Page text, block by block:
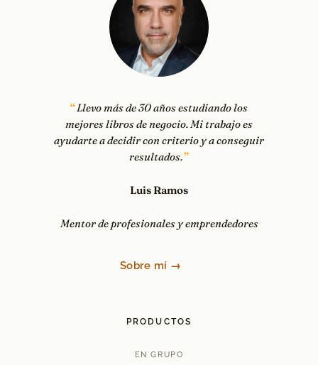
Llevo más de 30 años estudiando los
mejores libros de negocio. Mi trabajo es
ayudarte a decidir con criterio y a conseguir
resultados.
Luis Ramos
Mentor de profesionales y emprendedores
Sobre mí →
PRODUCTOS
EN GRUPO